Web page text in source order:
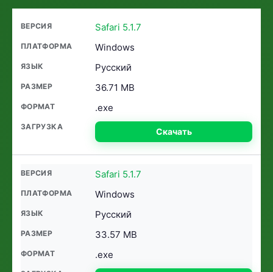
Safari 5.1.7
Windows
Русский
36.71 MB
.exe
Скачать
Safari 5.1.7
Windows
Русский
33.57 MB
.exe